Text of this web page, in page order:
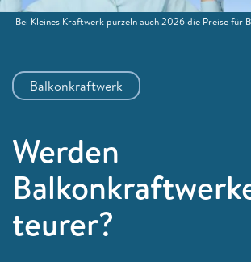
Balkonkraftwerk
Werden
teurer?
Bei Kleines Kraftwerk purzeln auch 2026 die Preise für